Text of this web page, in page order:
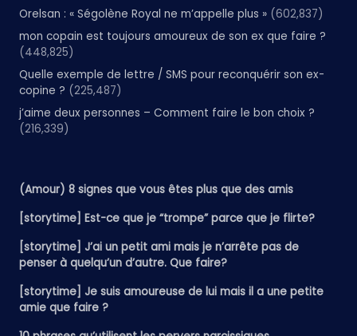
Orelsan : « Ségolène Royal ne m’appelle plus » (602,837)
mon copain est toujours amoureux de son ex que faire ?
(448,825)
Quelle exemple de lettre / SMS pour reconquérir son ex-
copine ? (225,487)
j’aime deux personnes – Comment faire le bon choix ?
(216,339)
(Amour) 8 signes que vous êtes plus que des amis
[storytime] Est-ce que je “trompe” parce que je flirte?
[storytime] J’ai un petit ami mais je n’arrête pas de
penser à quelqu’un d’autre. Que faire?
[storytime] Je suis amoureuse de lui mais il a une petite
amie que faire ?